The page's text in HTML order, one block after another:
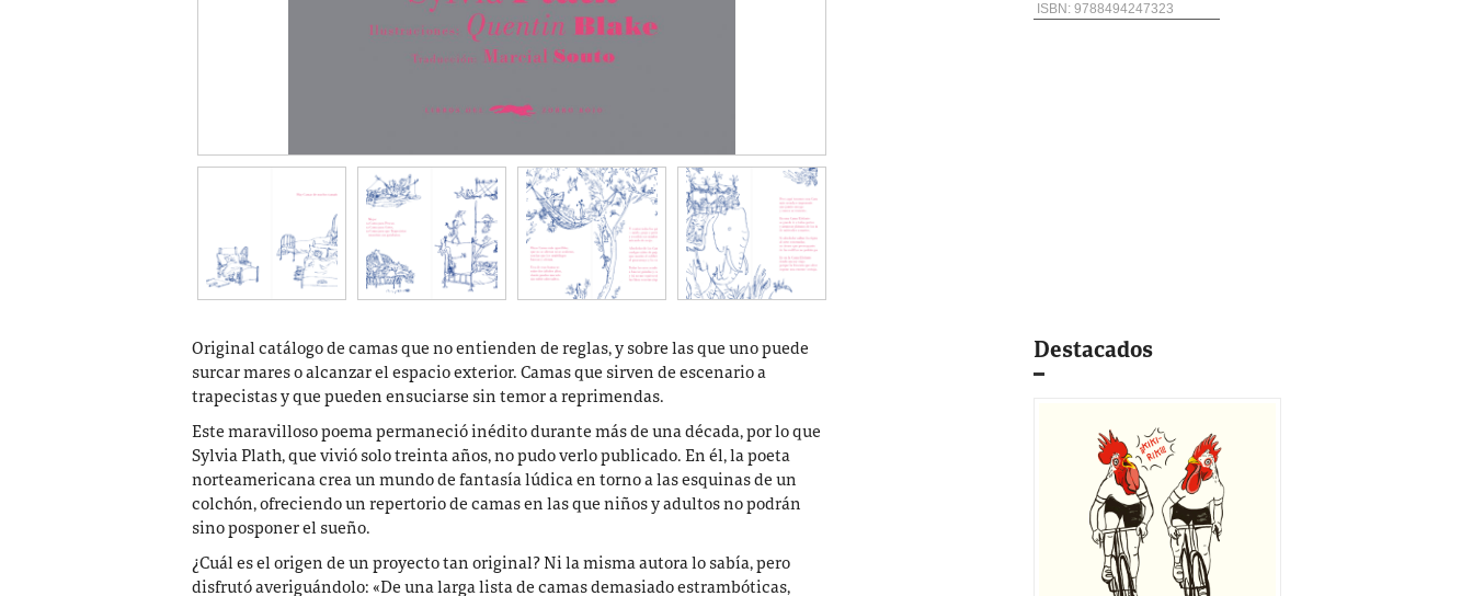
ISBN: 9788494247323
Original catálogo de camas que no entienden de reglas, y sobre las que uno puede
surcar mares o alcanzar el espacio exterior. Camas que sirven de escenario a
trapecistas y que pueden ensuciarse sin temor a reprimendas.
Este maravilloso poema permaneció inédito durante más de una década, por lo que
Sylvia Plath, que vivió solo treinta años, no pudo verlo publicado. En él, la poeta
norteamericana crea un mundo de fantasía lúdica en torno a las esquinas de un
colchón, ofreciendo un repertorio de camas en las que niños y adultos no podrán
sino posponer el sueño.
¿Cuál es el origen de un proyecto tan original? Ni la misma autora lo sabía, pero
disfrutó averiguándolo: «De una larga lista de camas demasiado estrambóticas,
Destacados